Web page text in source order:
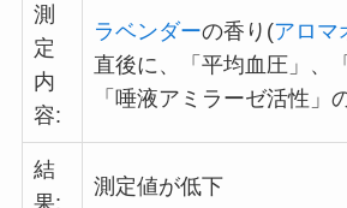
測
定
内
容:
ラベンダーの香り(アロマ
直後に、「平均血圧」、
「唾液アミラーゼ活性」
結
果:
測定値が低下